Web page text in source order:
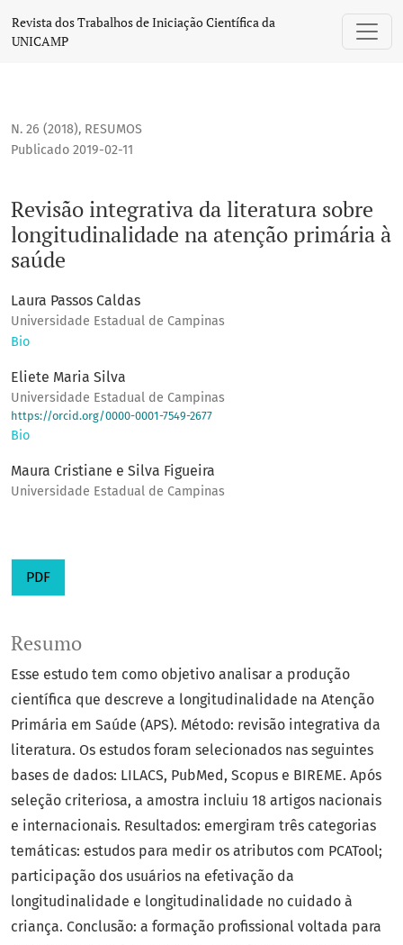
Revisão integrativa da literatura sobre longitudinalidade
Revista dos Trabalhos de Iniciação Científica da
UNICAMP
N. 26 (2018), RESUMOS
Revisão integrativa da literatura sobre
longitudinalidade na atenção primária à
saúde
Publicado 2019-02-11
Laura Passos Caldas
Universidade Estadual de Campinas
Bio
Eliete Maria Silva
Universidade Estadual de Campinas
https://orcid.org/0000-0001-7549-2677
Bio
Maura Cristiane e Silva Figueira
Universidade Estadual de Campinas
PDF
Resumo
Esse estudo tem como objetivo analisar a produção
científica que descreve a longitudinalidade na Atenção
Primária em Saúde (APS). Método: revisão integrativa da
literatura. Os estudos foram selecionados nas seguintes
bases de dados: LILACS, PubMed, Scopus e BIREME. Após
seleção criteriosa, a amostra incluiu 18 artigos nacionais
e internacionais. Resultados: emergiram três categorias
temáticas: estudos para medir os atributos com PCATool;
participação dos usuários na efetivação da
longitudinalidade e longitudinalidade no cuidado à
criança. Conclusão: a formação profissional voltada para